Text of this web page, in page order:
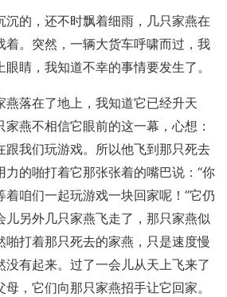
沉的，还不时飘着细雨，几只家燕在
着。突然，一辆大货车呼啸而过，我
睛，我知道不幸的事情要发生了。
燕落在了地上，我知道它已经升天
燕不相信它眼前的这一幕，心想：
跟我们玩游戏。所以他飞到那只死去
力的啪打着它那张张着的嘴巴说：“你
咱们一起玩游戏一块回家呢！”它仍
儿另外几只家燕飞走了，那只家燕似
啪打着那只死去的家燕，只是速度慢
没有起来。过了一会儿从天上飞来了
，它们向那只家燕招手让它回家。